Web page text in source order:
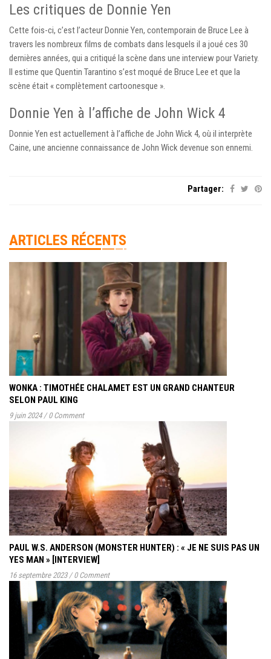
Les critiques de Donnie Yen
Cette fois-ci, c’est l’acteur Donnie Yen, contemporain de Bruce Lee à
travers les nombreux films de combats dans lesquels il a joué ces 30
dernières années, qui a critiqué la scène dans une interview pour Variety.
Il estime que Quentin Tarantino s’est moqué de Bruce Lee et que la
scène était « complètement cartoonesque ».
Donnie Yen à l’affiche de John Wick 4
Donnie Yen est actuellement à l’affiche de John Wick 4, où il interprète
Caine, une ancienne connaissance de John Wick devenue son ennemi.
Partager:
ARTICLES RÉCENTS
WONKA : TIMOTHÉE CHALAMET EST UN GRAND CHANTEUR
SELON PAUL KING
9 juin 2024 / 0 Comment
PAUL W.S. ANDERSON (MONSTER HUNTER) : « JE NE SUIS PAS UN
YES MAN » [INTERVIEW]
16 septembre 2023 / 0 Comment